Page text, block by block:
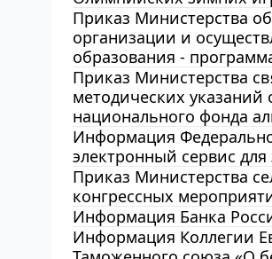
Приказ Министерства
организации и
образования -
Приказ Министерства
методических
национального фонда
Информация
электронный сервис
Приказ Министерства
конгрессных
Информация Банка
Информация Коллегии